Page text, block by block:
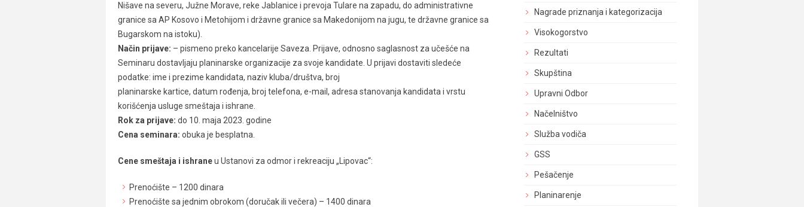
Nišave na severu, Južne Morave, reke Jablanice i prevoja Tulare na zapadu, do administrativne
granice sa AP Kosovo i Metohijom i državne granice sa Makedonijom na jugu, te državne granice sa
Bugarskom na istoku).
Način prijave: – pismeno preko kancelarije Saveza. Prijave, odnosno saglasnost za učešće na
Seminaru dostavljaju planinarske organizacije za svoje kandidate. U prijavi dostaviti sledeće
podatke: ime i prezime kandidata, naziv kluba/društva, broj
planinarske kartice, datum rođenja, broj telefona, e-mail, adresa stanovanja kandidata i vrstu
korišćenja usluge smeštaja i ishrane.
Rok za prijave: do 10. maja 2023. godine
Cena seminara: obuka je besplatna.
Cene smeštaja i ishraneu Ustanovi za odmor i rekreaciju „Lipovac“:
Prenoćište – 1200 dinara
Prenoćište sa jednim obrokom (doručak ili večera) – 1400 dinara
Nagrade priznanja i kategorizacija
Visokogorstvo
Rezultati
Skupština
Upravni Odbor
Načelništvo
Služba vodiča
GSS
Pešačenje
Planinarenje